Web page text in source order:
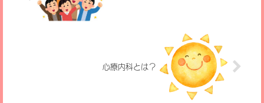
心療内科とは？